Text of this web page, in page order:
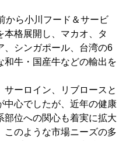
から小川フード＆サービ
本格展開し、マカオ、タ
、シンガポール、台湾の6
和牛・国産牛などの輸出を
ーロイン、リブロースと
中心でしたが、近年の健康
部位への関心も着実に拡大
このような市場ニーズの多